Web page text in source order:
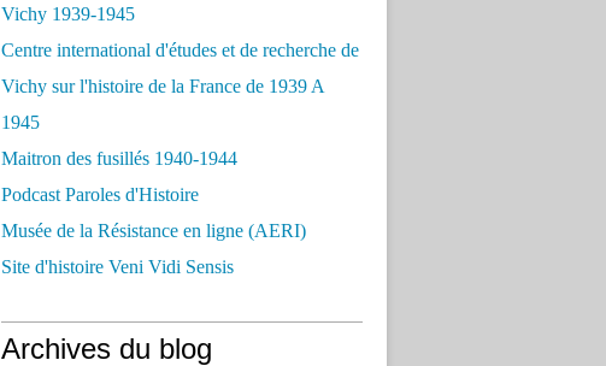
Vichy 1939-1945
Centre international d'études et de recherche de
Vichy sur l'histoire de la France de 1939 A
1945
Maitron des fusillés 1940-1944
Podcast Paroles d'Histoire
Musée de la Résistance en ligne (AERI)
Site d'histoire Veni Vidi Sensis
Archives du blog